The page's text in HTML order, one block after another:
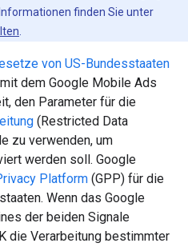
finden Sie unter
von US-Bundesstaaten
dem Google Mobile Ads
den Parameter für die
(Restricted Data
zu verwenden, um
werden soll. Google
Platform (GPP) für die
Wenn das Google
der beiden Signale
die Verarbeitung bestimmter